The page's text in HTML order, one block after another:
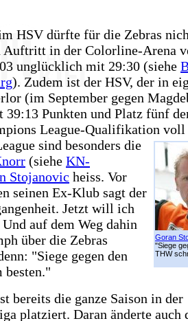
HSV dürfte für die Zebras
Auftritt in der Colorline-Arena
unglücklich mit 29:30 (siehe
). Zudem ist der HSV, der in
(im September gegen
39:13 Punkten und Platz fünf
League-Qualifikation
Goran
"Siege
THW
sind besonders die
(siehe KN-
Stojanovic heiss. Vor
seinen Ex-Klub sagt der
Jetzt will ich
auf dem Weg dahin
über die Zebras
"Siege gegen den
besten."
bereits die ganze Saison in der
platziert. Daran änderte auch